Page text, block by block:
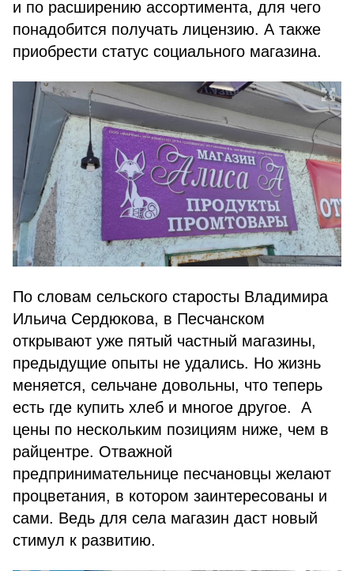
и по расширению ассортимента, для чего
понадобится получать лицензию. А также
приобрести статус социального магазина.
По словам сельского старосты Владимира
Ильича Сердюкова, в Песчанском
открывают уже пятый частный магазины,
предыдущие опыты не удались. Но жизнь
меняется, сельчане довольны, что теперь
есть где купить хлеб и многое другое. А
цены по нескольким позициям ниже, чем в
райцентре. Отважной
предпринимательнице песчановцы желают
процветания, в котором заинтересованы и
сами. Ведь для села магазин даст новый
стимул к развитию.